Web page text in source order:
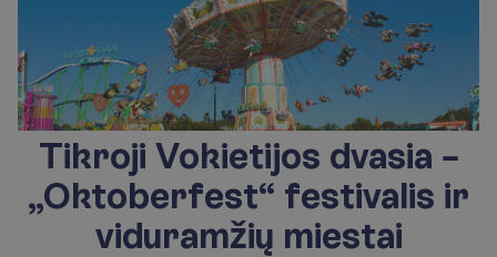
Tikroji Vokietijos dvasia –
„Oktoberfest“ festivalis ir
viduramžių miestai